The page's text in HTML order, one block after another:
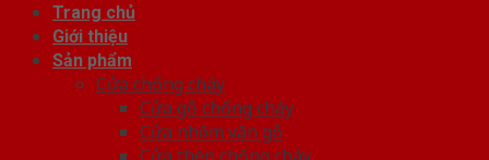
Trang chủ
Giới thiệu
Sản phẩm
Cửa chống cháy
Cửa gỗ chống cháy
Cửa nhôm vân gỗ
Cửa thép chống cháy